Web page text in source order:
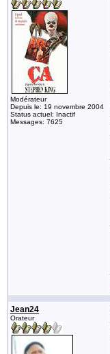
Modérateur
Depuis le: 19 novembre 2004
Status actuel: Inactif
Messages: 7625
Jean24
Orateur